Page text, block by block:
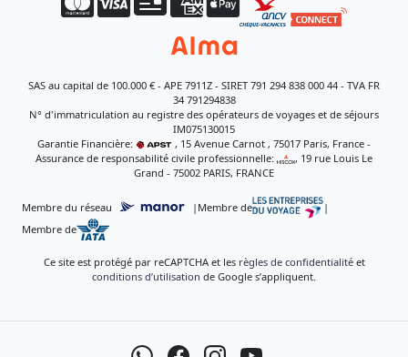
SAS au capital de 100.000 € - APE 7911Z - SIRET 791 294 838 000 44 - TVA FR
34 791294838
N° d'immatriculation au registre des opérateurs de voyages et de séjours
IM075130015
Garantie Financière:
, 15 Avenue Carnot , 75017 Paris, France -
Assurance de responsabilité civile professionnelle:
, 19 rue Louis Le
Grand - 75002 PARIS, FRANCE
Membre du réseau | Membre de
|
Membre de
Ce site est protégé par reCAPTCHA et les règles de confidentialitéet
conditions d’utilisation de Google s’appliquent.